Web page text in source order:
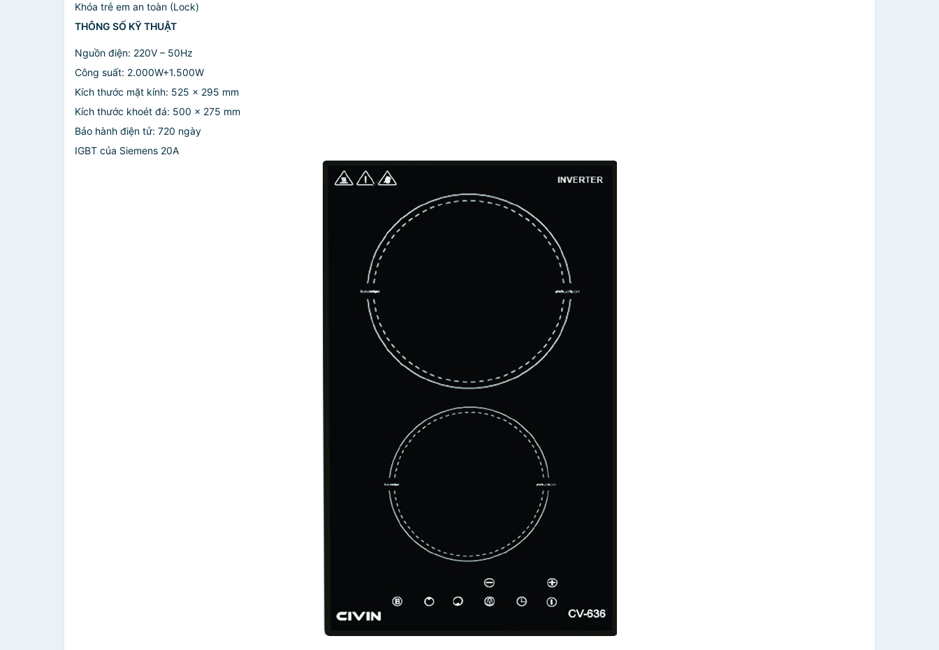
Khóa trẻ em an toàn (Lock)
THÔNG SỐ KỸ THUẬT
Nguồn điện: 220V – 50Hz
Công suất: 2.000W+1.500W
Kích thước mặt kính: 525 x 295 mm
Kích thước khoét đá: 500 x 275 mm
Bảo hành điện tử: 720 ngày
IGBT của Siemens 20A